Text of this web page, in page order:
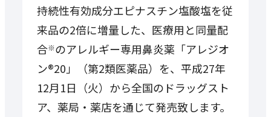
持続性有効成分エピナスチン塩酸塩を従
来品の2倍に増量した、医療用と同量配
合※のアレルギー専用鼻炎薬「アレジオ
ン®20」（第2類医薬品）を、平成27年
12月1日（火）から全国のドラッグスト
ア、薬局・薬店を通じて発売致します。